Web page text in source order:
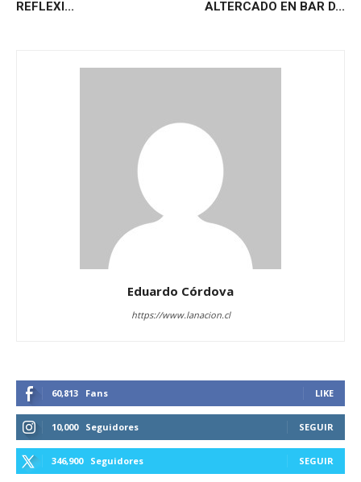
REFLEXI... ALTERCADO EN BAR D...
Eduardo Córdova
https://www.lanacion.cl
60,813 Fans LIKE
10,000 Seguidores SEGUIR
346,900 Seguidores SEGUIR